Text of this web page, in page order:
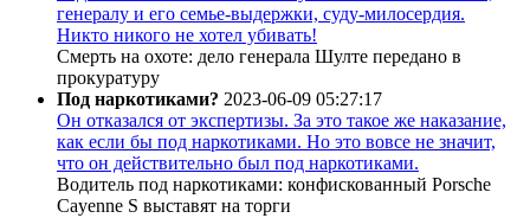
генералу и его семье-выдержки, суду-милосердия.
Никто никого не хотел убивать!
Смерть на охоте: дело генерала Шулте передано в
прокуратуру
Под наркотиками? 2023-06-09 05:27:17
Он отказался от экспертизы. За это такое же наказание,
как если бы под наркотиками. Но это вовсе не значит,
что он действительно был под наркотиками.
Водитель под наркотиками: конфискованный Porsche
Cayenne S выставят на торги